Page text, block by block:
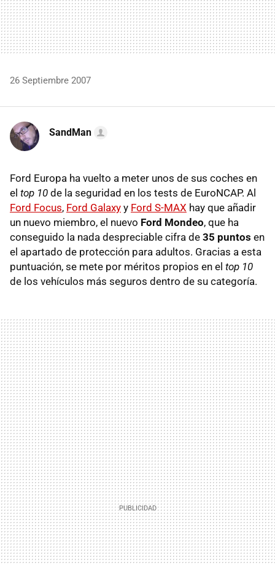
26 Septiembre 2007
SandMan
Ford Europa ha vuelto a meter unos de sus coches en
el top 10 de la seguridad en los tests de EuroNCAP. Al
Ford Focus, Ford Galaxy y Ford S-MAX hay que añadir
un nuevo miembro, el nuevo Ford Mondeo, que ha
conseguido la nada despreciable cifra de 35 puntos en
el apartado de protección para adultos. Gracias a esta
puntuación, se mete por méritos propios en el top 10
de los vehículos más seguros dentro de su categoría.